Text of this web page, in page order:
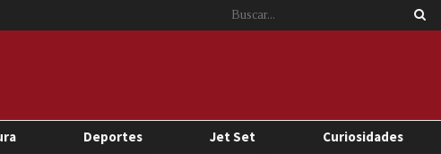
Deportes Jet Set Curiosidades